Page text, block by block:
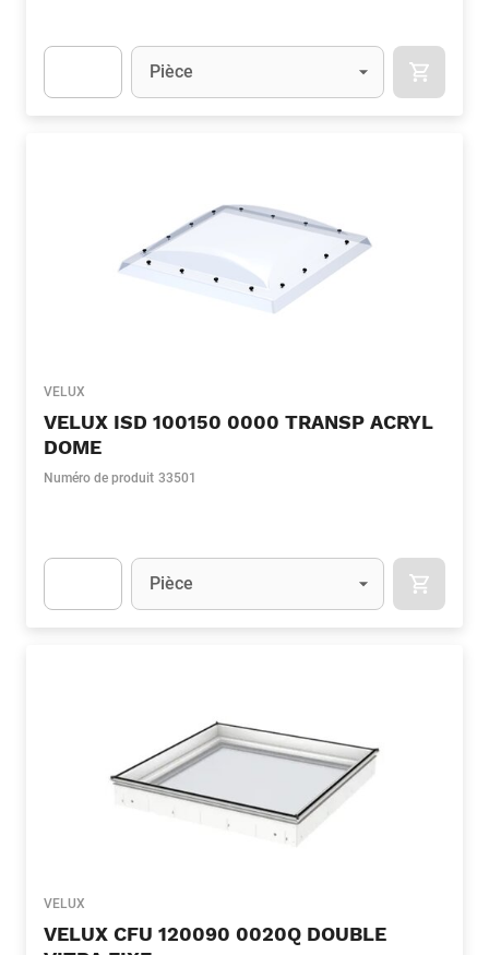
Unité
Pièce
VELUX
VELUX ISD 100150 0000 TRANSP ACRYL
DOME
Numéro de produit 33501
Unité
Pièce
VELUX
VELUX CFU 120090 0020Q DOUBLE